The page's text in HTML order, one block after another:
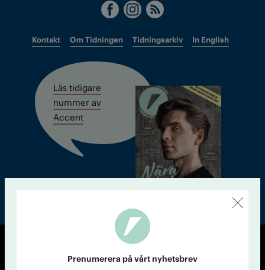
Kontakt Om Tidningen Tidningsarkiv In English
Läs tidigare
nummer av
Accent
© Tidningen Accent 2026
Prenumerera på vårt nyhetsbrev